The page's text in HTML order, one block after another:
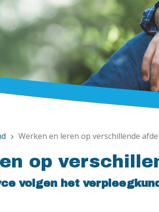
chevron_right Werken en leren op verschillende
op
volgen het